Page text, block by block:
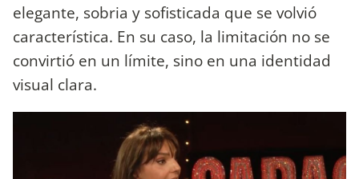
elegante, sobria y sofisticada que se volvió
característica. En su caso, la limitación no se
convirtió en un límite, sino en una identidad
visual clara.